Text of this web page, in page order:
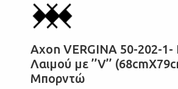
Axon VERGINA 50-202-1-
Λαιμού με ’’V’’
Μπορντώ